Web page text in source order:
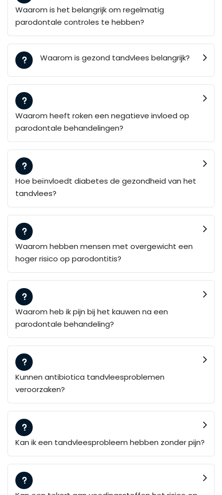
Waarom is het belangrijk om regelmatig
parodontale controles te hebben?
Waarom is gezond tandvlees belangrijk?
Waarom heeft roken een negatieve invloed op
parodontale behandelingen?
Hoe beïnvloedt diabetes de gezondheid van het
tandvlees?
Waarom hebben mensen met overgewicht een
hoger risico op parodontitis?
Waarom heb ik pijn bij het kauwen na een
parodontale behandeling?
Kunnen antibiotica tandvleesproblemen
veroorzaken?
Kan ik een tandvleesprobleem hebben zonder pijn?